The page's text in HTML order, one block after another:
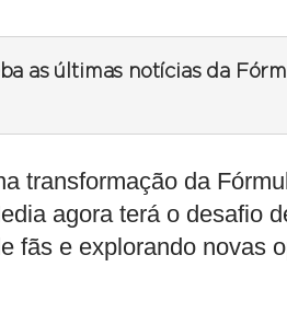
as últimas notícias da
transformação da
agora terá o desafio
fãs e explorando novas